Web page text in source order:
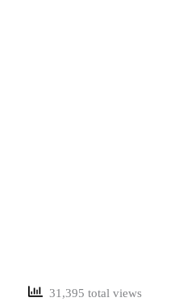
31,395 total views